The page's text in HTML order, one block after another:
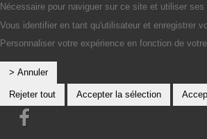
Nécessaire pour naviguer sur ce site et utiliser ses
Vous identifier en tant qu'utilisateur et enregistrer
Personnaliser votre expérience en fonction de
> Annuler
Rejeter tout Accepter la sélection